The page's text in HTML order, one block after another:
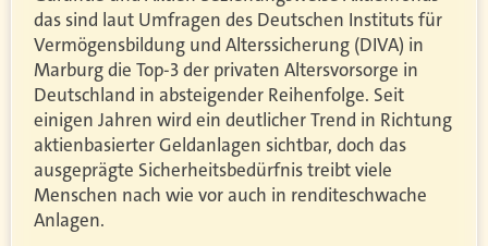
das sind laut Umfragen des Deutschen Instituts für
Vermögensbildung und Alterssicherung (DIVA) in
Marburg die Top-3 der privaten Altersvorsorge in
Deutschland in absteigender Reihenfolge. Seit
einigen Jahren wird ein deutlicher Trend in Richtung
aktienbasierter Geldanlagen sichtbar, doch das
ausgeprägte Sicherheitsbedürfnis treibt viele
Menschen nach wie vor auch in renditeschwache
Anlagen.